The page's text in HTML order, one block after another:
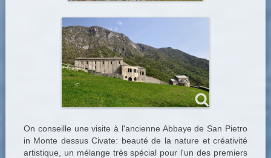
On conseille une visite à l'ancienne Abbaye de San Pietro
in Monte dessus Civate: beauté de la nature et créativité
artistique, un mélange très spécial pour l'un des premiers